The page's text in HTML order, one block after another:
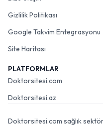
Gizlilik Politikası
Google Takvim Entegrasyonu
Site Haritası
PLATFORMLAR
Doktorsitesi.com
Doktorsitesi.az
Doktorsitesi.com sağlık